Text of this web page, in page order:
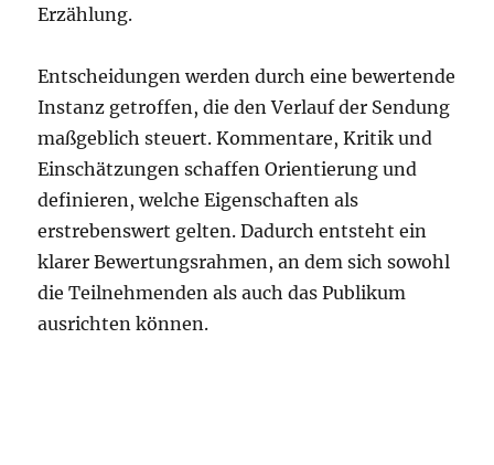
Erzählung.
Entscheidungen werden durch eine bewertende
Instanz getroffen, die den Verlauf der Sendung
maßgeblich steuert. Kommentare, Kritik und
Einschätzungen schaffen Orientierung und
definieren, welche Eigenschaften als
erstrebenswert gelten. Dadurch entsteht ein
klarer Bewertungsrahmen, an dem sich sowohl
die Teilnehmenden als auch das Publikum
ausrichten können.